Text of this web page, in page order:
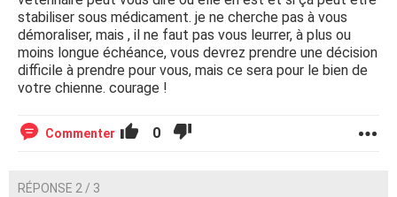
stabiliser sous médicament. je ne cherche pas à vous
démoraliser, mais , il ne faut pas vous leurrer, à plus ou
moins longue échéance, vous devrez prendre une décision
difficile à prendre pour vous, mais ce sera pour le bien de
votre chienne. courage !
Commenter 0
RÉPONSE 2 / 3